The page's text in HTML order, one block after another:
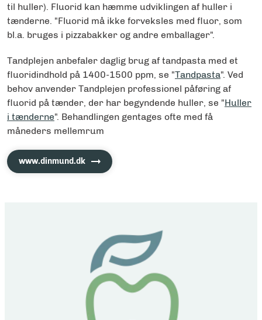
til huller). Fluorid kan hæmme udviklingen af huller i
tænderne. "Fluorid må ikke forveksles med fluor, som
bl.a. bruges i pizzabakker og andre emballager".
Tandplejen anbefaler daglig brug af tandpasta med et
fluoridindhold på 1400-1500 ppm, se "Tandpasta". Ved
behov anvender Tandplejen professionel påføring af
fluorid på tænder, der har begyndende huller, se "Huller
i tænderne". Behandlingen gentages ofte med få
måneders mellemrum
www.dinmund.dk